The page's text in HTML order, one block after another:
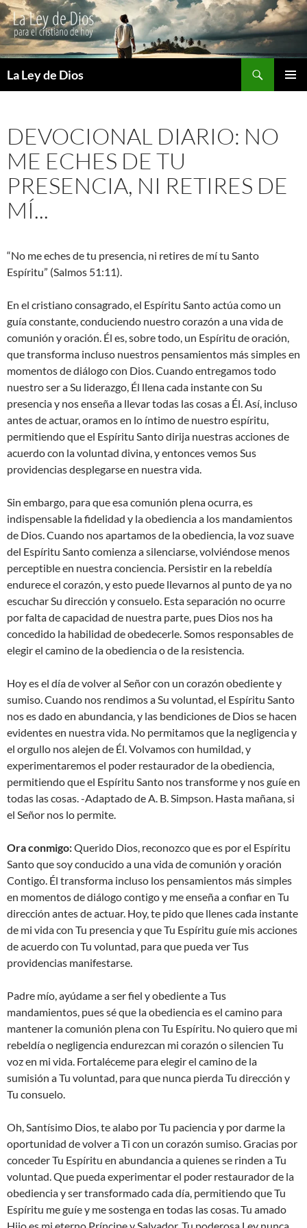
La Ley de Dios
DEVOCIONAL DIARIO: NO
ME ECHES DE TU
PRESENCIA, NI RETIRES DE
MÍ...
“No me eches de tu presencia, ni retires de mí tu Santo
Espíritu” (Salmos 51:11).
En el cristiano consagrado, el Espíritu Santo actúa como un
guía constante, conduciendo nuestro corazón a una vida de
comunión y oración. Él es, sobre todo, un Espíritu de oración,
que transforma incluso nuestros pensamientos más simples en
momentos de diálogo con Dios. Cuando entregamos todo
nuestro ser a Su liderazgo, Él llena cada instante con Su
presencia y nos enseña a llevar todas las cosas a Él. Así, incluso
antes de actuar, oramos en lo íntimo de nuestro espíritu,
permitiendo que el Espíritu Santo dirija nuestras acciones de
acuerdo con la voluntad divina, y entonces vemos Sus
providencias desplegarse en nuestra vida.
Sin embargo, para que esa comunión plena ocurra, es
indispensable la fidelidad y la obediencia a los mandamientos
de Dios. Cuando nos apartamos de la obediencia, la voz suave
del Espíritu Santo comienza a silenciarse, volviéndose menos
perceptible en nuestra conciencia. Persistir en la rebeldía
endurece el corazón, y esto puede llevarnos al punto de ya no
escuchar Su dirección y consuelo. Esta separación no ocurre
por falta de capacidad de nuestra parte, pues Dios nos ha
concedido la habilidad de obedecerle. Somos responsables de
elegir el camino de la obediencia o de la resistencia.
Hoy es el día de volver al Señor con un corazón obediente y
sumiso. Cuando nos rendimos a Su voluntad, el Espíritu Santo
nos es dado en abundancia, y las bendiciones de Dios se hacen
evidentes en nuestra vida. No permitamos que la negligencia y
el orgullo nos alejen de Él. Volvamos con humildad, y
experimentaremos el poder restaurador de la obediencia,
permitiendo que el Espíritu Santo nos transforme y nos guíe en
todas las cosas. -Adaptado de A. B. Simpson. Hasta mañana, si
el Señor nos lo permite.
Ora conmigo:Querido Dios, reconozco que es por el Espíritu
Santo que soy conducido a una vida de comunión y oración
Contigo. Él transforma incluso los pensamientos más simples
en momentos de diálogo contigo y me enseña a confiar en Tu
dirección antes de actuar. Hoy, te pido que llenes cada instante
de mi vida con Tu presencia y que Tu Espíritu guíe mis acciones
de acuerdo con Tu voluntad, para que pueda ver Tus
providencias manifestarse.
Padre mío, ayúdame a ser fiel y obediente a Tus
mandamientos, pues sé que la obediencia es el camino para
mantener la comunión plena con Tu Espíritu. No quiero que mi
rebeldía o negligencia endurezcan mi corazón o silencien Tu
voz en mi vida. Fortaléceme para elegir el camino de la
sumisión a Tu voluntad, para que nunca pierda Tu dirección y
Tu consuelo.
Oh, Santísimo Dios, te alabo por Tu paciencia y por darme la
oportunidad de volver a Ti con un corazón sumiso. Gracias por
conceder Tu Espíritu en abundancia a quienes se rinden a Tu
voluntad. Que pueda experimentar el poder restaurador de la
obediencia y ser transformado cada día, permitiendo que Tu
Espíritu me guíe y me sostenga en todas las cosas. Tu amado